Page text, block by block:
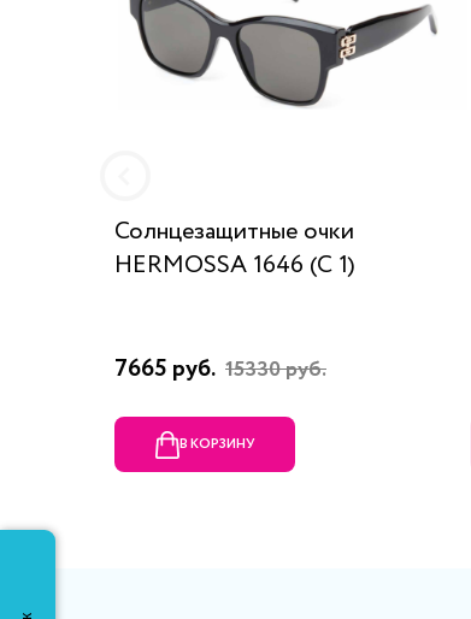
Солнцезащитные очки
HERMOSSA 1646 (C 1)
7665 руб. 15330 руб.
В КОРЗИНУ